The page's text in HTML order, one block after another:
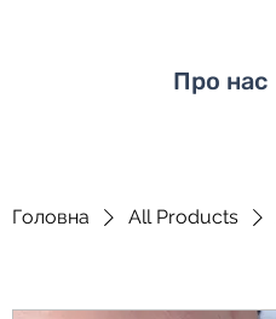
Про нас
Головна All Products